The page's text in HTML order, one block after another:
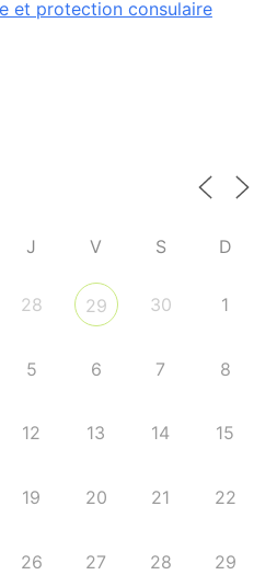
et protection consulaire
J V S D
28 29 30 1
5 6 7 8
12 13 14 15
19 20 21 22
26 27 28 29